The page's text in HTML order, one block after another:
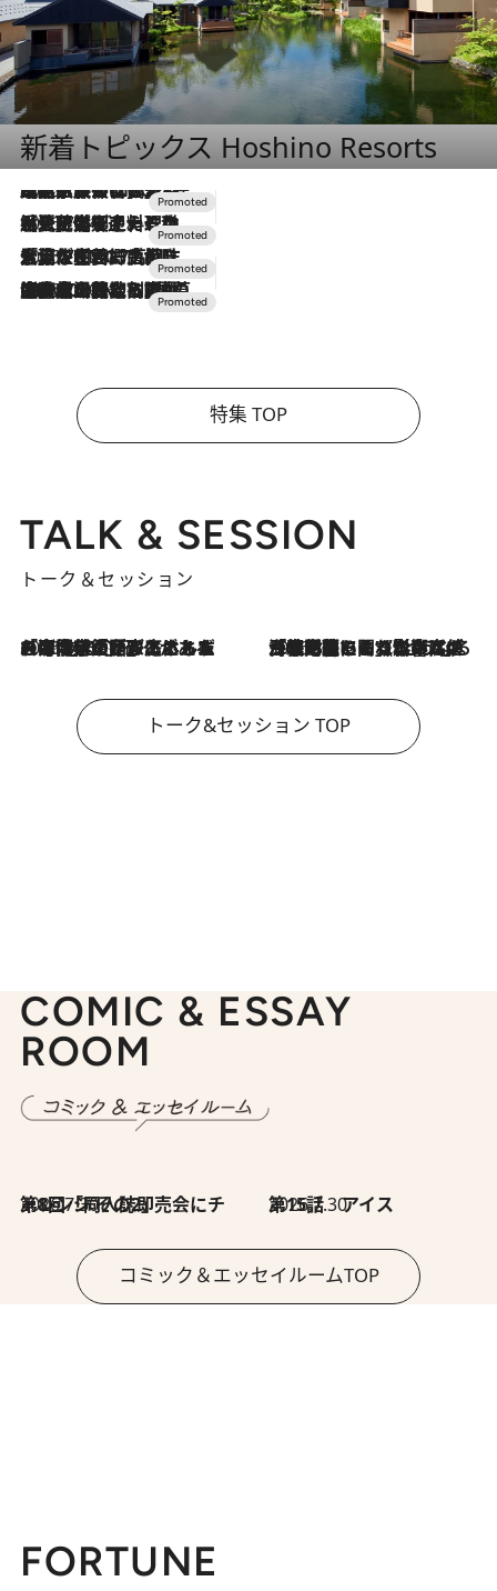
新着トピックス Hoshino Resorts
2026.7.31
【ホテル帰省】という選択肢をOMOが提案。家族とほどよい距離を保つには「昼は実家、夜は気兼ねなくホテルで！」
2026.7.24
【夏限定ディナーコース】旬を迎える稚鮎や花ズッキーニなどをイタリア・トスカーナの郷土料理の手法で満喫！
2026.7.17
「土佐和ハーブかき氷」がOMO7高知に登場！生姜、山椒、大葉など目にも舌にも涼を呼ぶ郷土の味
2026.7.10
NEW OPEN！【界 草津】名湯の地に誕生。趣の異なる2種の温泉と上州ならではの会席・蕎麦割烹など美食を味わう究極の癒やし旅
特集 TOP
TALK & SESSION
トーク＆セッション
2026.8.3
「今後値上げがあるとすれば…」「リスクがあるのは今年の冬」エネルギー専門家が語る、ホルムズ海峡封鎖が家庭にもたらす“ある心配” 2026.8.3
「住宅建てられない…」「サーチャージ料の高値が続いている」ホルムズ海峡封鎖による影響はいつまで続く？《エネルギー専門家に聞く“どうなる日本の暮らし”》
トーク&セッション TOP
COMIC & ESSAY
ROOM
2026.7.30
第8回「同人誌即売会にチャレンジ その2」 2026.7.30
第15話 アイス
コミック＆エッセイルームTOP
FORTUNE